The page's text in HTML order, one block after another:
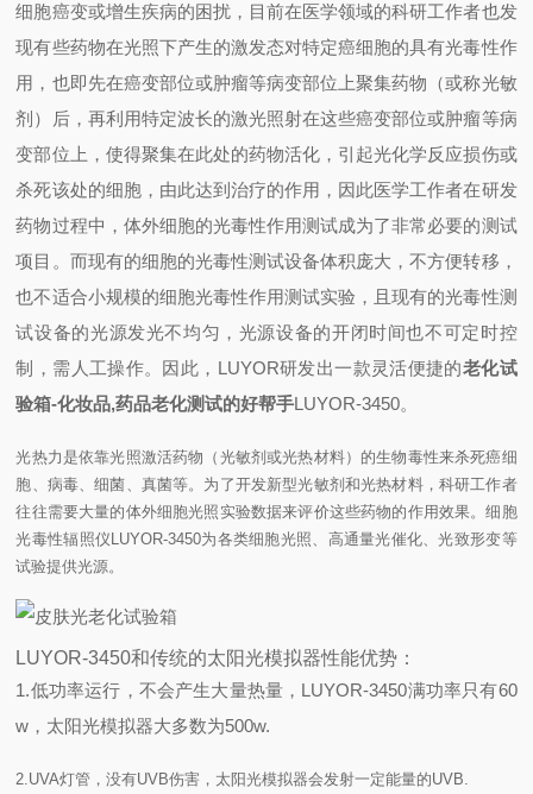
细胞癌变或增生疾病的困扰，目前在医学领域的科研工作者也发
现有些药物在光照下产生的激发态对特定癌细胞的具有光毒性作
用，也即先在癌变部位或肿瘤等病变部位上聚集药物（或称光敏
剂）后，再利用特定波长的激光照射在这些癌变部位或肿瘤等病
变部位上，使得聚集在此处的药物活化，引起光化学反应损伤或
杀死该处的细胞，由此达到治疗的作用，因此医学工作者在研发
药物过程中，体外细胞的光毒性作用测试成为了非常必要的测试
项目。而现有的细胞的光毒性测试设备体积庞大，不方便转移，
也不适合小规模的细胞光毒性作用测试实验，且现有的光毒性测
试设备的光源发光不均匀，光源设备的开闭时间也不可定时控
制，需人工操作。因此，LUYOR研发出一款灵活便捷的老化试
验箱-化妆品,药品老化测试的好帮手LUYOR-3450。
光热力是依靠光照激活药物（光敏剂或光热材料）的生物毒性来杀死癌细
胞、病毒、细菌、真菌等。为了开发新型光敏剂和光热材料，科研工作者
往往需要大量的体外细胞光照实验数据来评价这些药物的作用效果。细胞
光毒性辐照仪LUYOR-3450为各类细胞光照、高通量光催化、光致形变等
试验提供光源。
LUYOR-3450和传统的太阳光模拟器性能优势：
1.低功率运行，不会产生大量热量，LUYOR-3450满功率只有60
w，太阳光模拟器大多数为500w.
2.UVA灯管，没有UVB伤害，太阳光模拟器会发射一定能量的UVB.